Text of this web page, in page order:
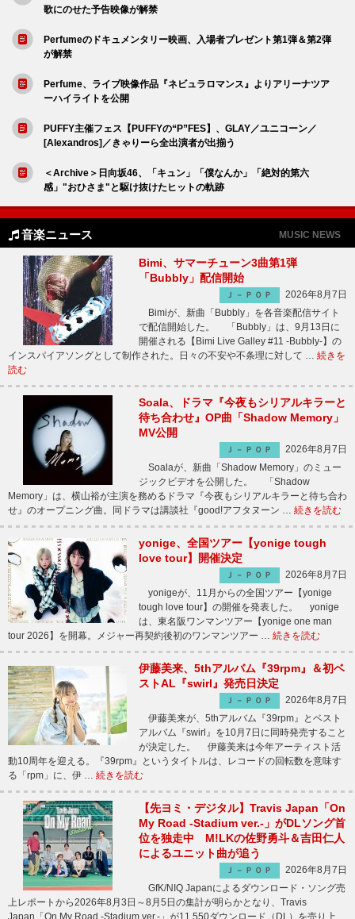
歌にのせた予告映像が解禁
Perfumeのドキュメンタリー映画、入場者プレゼント第1弾＆第2弾
が解禁
Perfume、ライブ映像作品『ネビュラロマンス』よりアリーナツア
ーハイライトを公開
PUFFY主催フェス【PUFFYの“P”FES】、GLAY／ユニコーン／
[Alexandros]／きゃりーら全出演者が出揃う
＜Archive＞日向坂46、「キュン」「僕なんか」「絶対的第六
感」"おひさま"と駆け抜けたヒットの軌跡
音楽ニュース MUSIC NEWS
Bimi、サマーチューン3曲第1弾
「Bubbly」配信開始
Ｊ－ＰＯＰ
2026年8月7日
Bimiが、新曲「Bubbly」を各音楽配信サイト
で配信開始した。 「Bubbly」は、9月13日に
開催される【Bimi Live Galley #11 -Bubbly-】の
インスパイアソングとして制作された。日々の不安や不条理に対して … 続きを
読む
Soala、ドラマ『今夜もシリアルキラーと
待ち合わせ』OP曲「Shadow Memory」
MV公開
Ｊ－ＰＯＰ
2026年8月7日
Soalaが、新曲「Shadow Memory」のミュー
ジックビデオを公開した。 「Shadow
Memory」は、横山裕が主演を務めるドラマ『今夜もシリアルキラーと待ち合わ
せ』のオープニング曲。同ドラマは講談社『good!アフタヌーン … 続きを読む
yonige、全国ツアー【yonige tough
love tour】開催決定
Ｊ－ＰＯＰ
2026年8月7日
yonigeが、11月からの全国ツアー【yonige
tough love tour】の開催を発表した。 yonige
は、東名阪ワンマンツアー【yonige one man
tour 2026】を開幕。メジャー再契約後初のワンマンツアー … 続きを読む
伊藤美来、5thアルバム『39rpm』＆初ベ
ストAL『swirl』発売日決定
Ｊ－ＰＯＰ
2026年8月7日
伊藤美来が、5thアルバム『39rpm』とベスト
アルバム『swirl』を10月7日に同時発売すること
が決定した。 伊藤美来は今年アーティスト活
動10周年を迎える。『39rpm』というタイトルは、レコードの回転数を意味す
る「rpm」に、伊 … 続きを読む
【先ヨミ・デジタル】Travis Japan「On
My Road -Stadium ver.-」がDLソング首
位を独走中 M!LKの佐野勇斗＆吉田仁人
によるユニット曲が追う
Ｊ－ＰＯＰ
2026年8月7日
GfK/NIQ Japanによるダウンロード・ソング売
上レポートから2026年8月3日～8月5日の集計が明らかとなり、Travis
Japan「On My Road -Stadium ver.-」が11,550ダウンロード（DL）を売り上